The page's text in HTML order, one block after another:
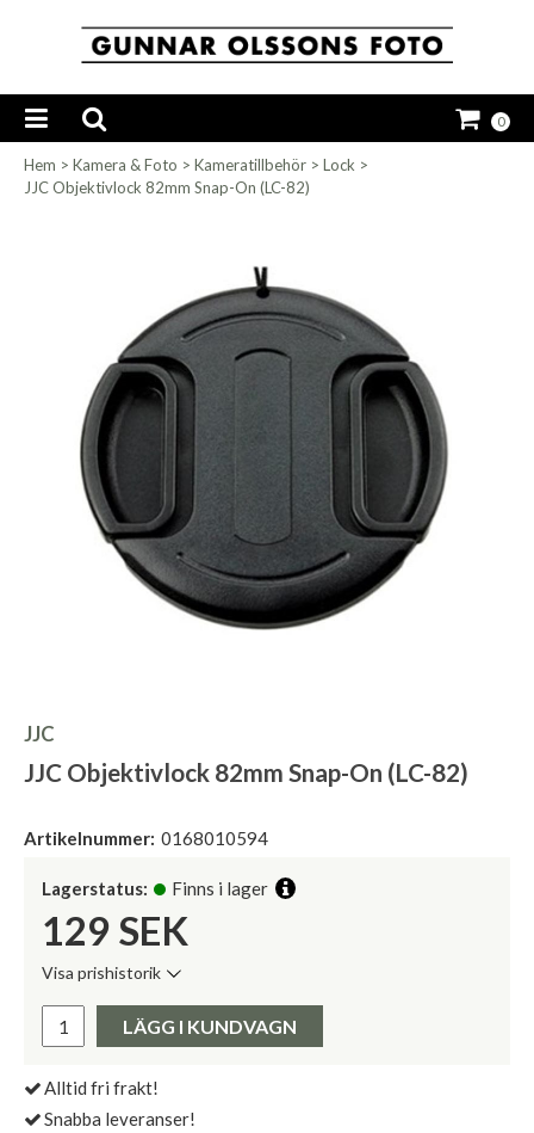
0
Hem > Kamera & Foto > Kameratillbehör > Lock >
JJC Objektivlock 82mm Snap-On (LC-82)
JJC
JJC Objektivlock 82mm Snap-On (LC-82)
Artikelnummer: 0168010594
Lagerstatus: Finns i lager
129 SEK
Visa prishistorik
Pris:
LÄGG I KUNDVAGN
Alltid fri frakt!
Snabba leveranser!